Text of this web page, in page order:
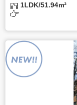
1LDK/51.94m²